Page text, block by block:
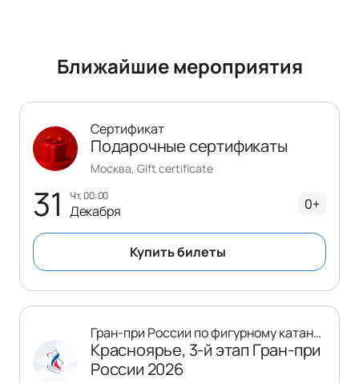
Ближайшие мероприятия
31 чт, 00:00
Декабря
Сертификат
Подарочные сертификаты
Москва, Gift certificate
0+
Купить билеты
Гран-при России по фигурному катанию
Красноярье, 3-й этап Гран-при
России 2026